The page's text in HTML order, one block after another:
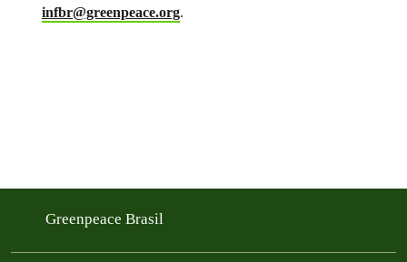
infbr@greenpeace.org.
Greenpeace Brasil